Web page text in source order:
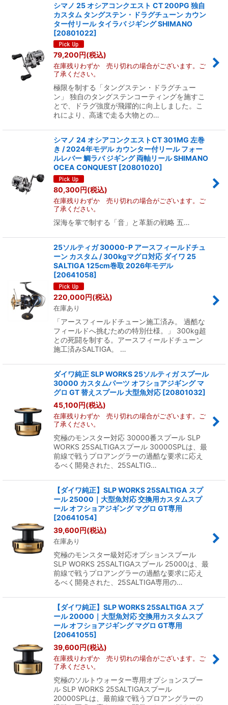
シマノ 25 オシアコンクエスト CT 200PG 独自
カスタム タングステン・ドラグチューン カウン
ター付リール タイラバ ジギング SHIMANO
[20801022]
79,200円(税込)
在庫残りわずか 売り切れの場合がございます。ご
了承ください。
極限を制する「タングステン・ドラグチュー
ン」 独自のタングステンコーティングを施すこ
とで、ドラグ強度が飛躍的に向上しました。こ
れにより、高速で走る大物との…
シマノ 24 オシアコンクエストCT 301MG 左巻
き / 2024年モデル カウンター付リール フォー
ルレバー 鯛ラバ ジギング 両軸リール SHIMANO
OCEA CONQUEST [20801020]
80,300円(税込)
在庫残りわずか 売り切れの場合がございます。ご
了承ください。
深海を掌で制する「音」と革新の戦略 五…
25ソルティガ 30000-P アースフィールドチュ
ーン カスタム / 300kgマグロ対応 ダイワ 25
SALTIGA 125cm巻取 2026年モデル
[20641058]
220,000円(税込)
在庫あり
「アースフィールドチューン施工済み。 過酷な
フィールドへ挑むための特別仕様。」 300kg超
との死闘を制する。アースフィールドチューン
施工済みSALTIGA。 …
ダイワ純正 SLP WORKS 25ソルティガ スプール
30000 カスタムパーツ オフショアジギング マ
グロ GT 替えスプール 大型魚対応 [20801032]
45,100円(税込)
在庫残りわずか 売り切れの場合がございます。ご
了承ください。
究極のモンスター対応 30000番スプール SLP
WORKS 25SALTIGAスプール 30000SPLは、最
前線で戦うプロアングラーの過酷な要求に応え
るべく開発された、25SALTIG…
【ダイワ純正】SLP WORKS 25SALTIGA スプ
ール 25000｜大型魚対応 交換用カスタムスプ
ール オフショアジギング マグロ GT専用
[20641054]
39,600円(税込)
在庫あり
究極のモンスター級対応オプションスプール
SLP WORKS 25SALTIGAスプール 25000は、最
前線で戦うプロアングラーの過酷な要求に応え
るべく開発された、25SALTIGA専用の…
【ダイワ純正】SLP WORKS 25SALTIGA スプ
ール 20000｜大型魚対応 交換用カスタムスプ
ール オフショアジギング マグロ GT専用
[20641055]
39,600円(税込)
在庫残りわずか 売り切れの場合がございます。ご
了承ください。
究極のソルトウォーター専用オプションスプー
ル SLP WORKS 25SALTIGAスプール
20000SPLは、最前線で戦うプロアングラーの